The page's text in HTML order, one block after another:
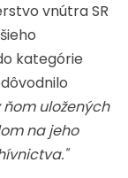
vnútra SR
kategórie
uložených
na jeho